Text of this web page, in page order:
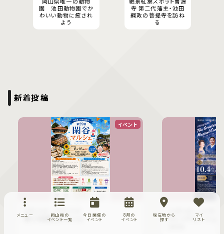
園 池田動物園でか
わいい動物に癒され
よう
寺 第二代藩主・池田
綱政の菩提寺を訪ね
る
新着投稿
イベント
第２９回閑谷マルシェ
グレイテスト ミュ
メニュー
岡山県の
イベント一覧
今日開催の
イベント
8月の
イベント
現在地から
探す
マイ
リスト